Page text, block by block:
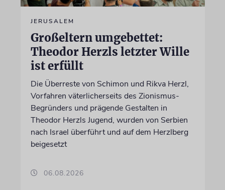
JERUSALEM
Großeltern umgebettet:
Theodor Herzls letzter Wille
ist erfüllt
Die Überreste von Schimon und Rikva Herzl,
Vorfahren väterlicherseits des Zionismus-
Begründers und prägende Gestalten in
Theodor Herzls Jugend, wurden von Serbien
nach Israel überführt und auf dem Herzlberg
beigesetzt
06.08.2026